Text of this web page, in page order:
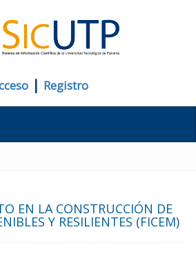
| Registro
EN LA CONSTRUCCIÓN DE
Y RESILIENTES (FICEM)